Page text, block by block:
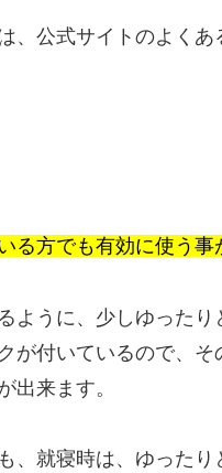
、公式サイトのよくあ
方でも有効に使う事
ように、少しゆったり
が付いているので、そ
出来ます。
、就寝時は、ゆったり